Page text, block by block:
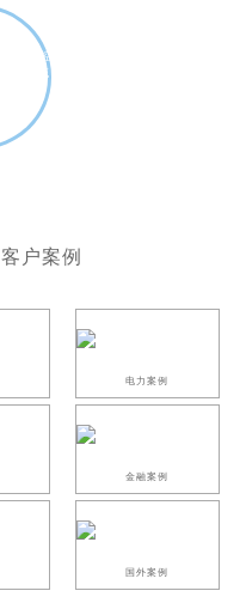
客户案例
电力案例
金融案例
国外案例